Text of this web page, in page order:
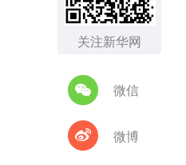
关注新华网
微信
微博